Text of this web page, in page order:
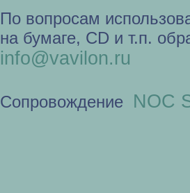
По вопросам
на бумаге, CD и т.п.
info@vavilon.ru
Сопровождение NOC